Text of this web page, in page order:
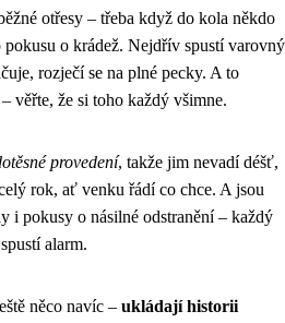
otřesy – třeba když do kola někdo
pokusu o krádež. Nejdřív spustí varovný
rozječí se na plné pecky. A to
věřte, že si toho každý všimne.
provedení, takže jim nevadí déšť,
rok, ať venku řádí co chce. A jsou
i pokusy o násilné odstranění – každý
alarm.
něco navíc – ukládají historii